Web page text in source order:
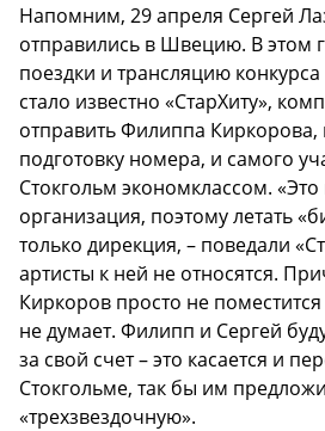
Напомним, 29 апреля Сергей
отправились в Швецию. В этом
поездки и трансляцию
стало известно «СтарХиту»,
отправить Филиппа Киркорова,
подготовку номера, и самого
Стокгольм экономклассом.
организация, поэтому летать
только дирекция, – поведали
артисты к ней не относятся.
Киркоров просто не
не думает. Филипп и Сергей
за свой счет – это касается и
Стокгольме, так бы им
«трехзвездочную».